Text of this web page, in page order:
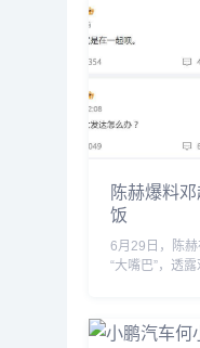
陈赫爆料
饭
6月29日，陈
“大嘴巴”，透
要直播自己也
到，当天邓超